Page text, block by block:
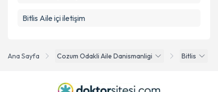
Ana Sayfa Cozum Odakli Aile Danismanligi Bitlis
Bitlis Aile içi iletişim